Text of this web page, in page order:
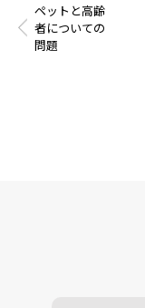
ペットと高齢
者についての
問題